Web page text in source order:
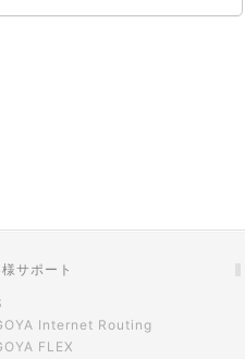
サポート
Internet Routing
FLEX